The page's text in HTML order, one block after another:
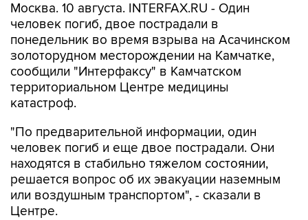
Москва. 10 августа. INTERFAX.RU - Один
человек погиб, двое пострадали в
понедельник во время взрыва на Асачинском
золоторудном месторождении на Камчатке,
сообщили "Интерфаксу" в Камчатском
территориальном Центре медицины
катастроф.
"По предварительной информации, один
человек погиб и еще двое пострадали. Они
находятся в стабильно тяжелом состоянии,
решается вопрос об их эвакуации наземным
или воздушным транспортом", - сказали в
Центре.